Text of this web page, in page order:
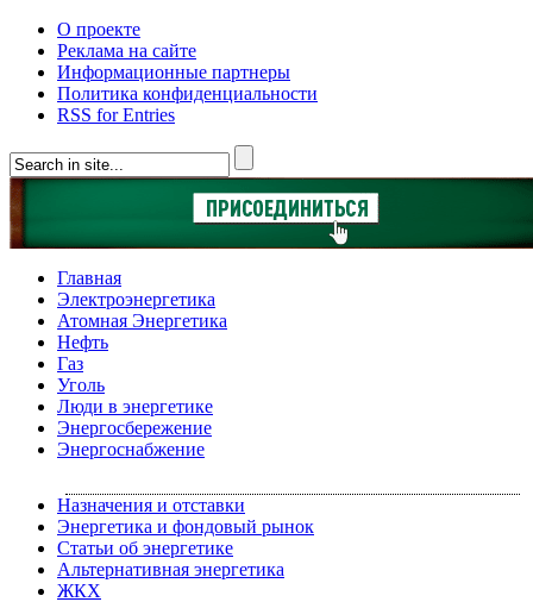
О проекте
Реклама на сайте
Информационные партнеры
Политика конфиденциальности
RSS for Entries
Главная
Электроэнергетика
Атомная Энергетика
Нефть
Газ
Уголь
Люди в энергетике
Энергосбережение
Энергоснабжение
Назначения и отставки
Энергетика и фондовый рынок
Статьи об энергетике
Альтернативная энергетика
ЖКХ